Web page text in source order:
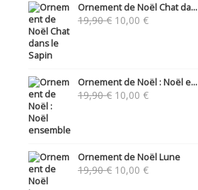
Ornement de Noël Chat da...
19,90€ Le
10,00 €Le
Ornement de Noël : Noël e...
19,90€ Le
10,00 €Le
Ornement de Noël Lune
19,90€ Le
10,00 €Le